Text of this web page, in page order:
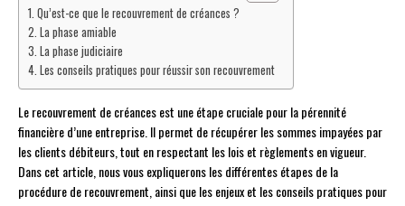
Qu’est-ce que le recouvrement de créances ?
La phase amiable
La phase judiciaire
Les conseils pratiques pour réussir son recouvrement
Le recouvrement de créances est une étape cruciale pour la pérennité
financière d’une entreprise. Il permet de récupérer les sommes impayées par
les clients débiteurs, tout en respectant les lois et règlements en vigueur.
Dans cet article, nous vous expliquerons les différentes étapes de la
procédure de recouvrement, ainsi que les enjeux et les conseils pratiques pour